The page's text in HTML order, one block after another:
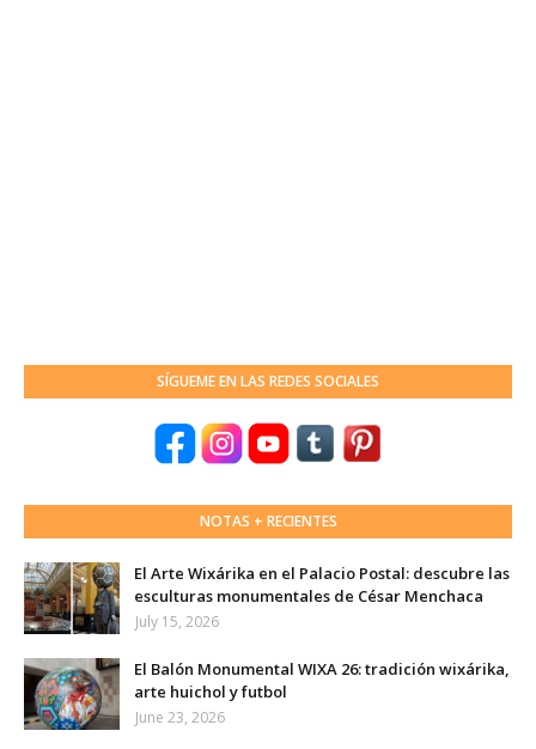
SÍGUEME EN LAS REDES SOCIALES
NOTAS + RECIENTES
El Arte Wixárika en el Palacio Postal: descubre las
esculturas monumentales de César Menchaca
July 15, 2026
El Balón Monumental WIXA 26: tradición wixárika,
arte huichol y futbol
June 23, 2026